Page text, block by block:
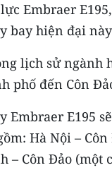
Embraer
bay hiện đại
lịch sử ngành
phố đến Côn
Embraer E195
Hà Nội –
– Côn Đảo (một